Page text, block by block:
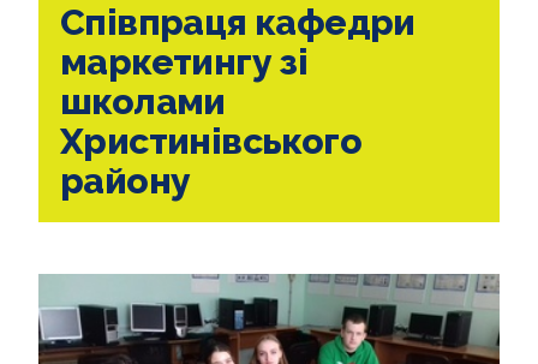
СТУДЕНТУ
АБІТУРІЄНТУ
НАУКОВА РОБОТА
АКРЕДИТАЦІЯ
Співпраця кафедри
маркетингу зі
школами
Христинівського
району